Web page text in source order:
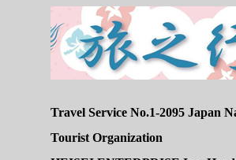
Travel Service No.1-2095 Japan
Tourist Organization